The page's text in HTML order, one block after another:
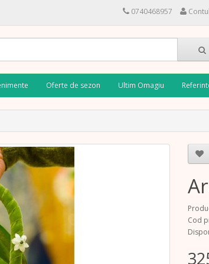
0740468957
Oferte de sezon Ultim Omagiu
Cod